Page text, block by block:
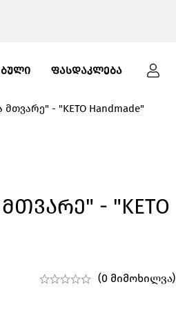
ᲤᲐᲡᲓᲐᲙᲚᲔᲑᲐ
- "KETO Handmade"
- "KETO
(0 მიმოხილვა)